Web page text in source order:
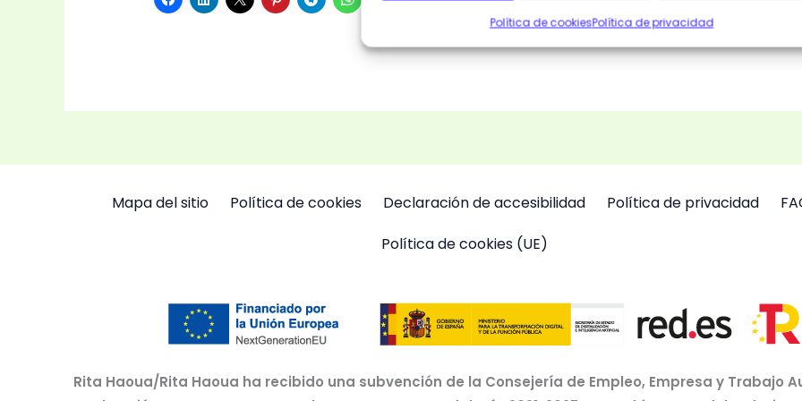
Política de cookiesPolítica de privacidad
Mapa del sitio Política de cookies Declaración de accesibilidad Política de privacidad
Política de cookies (UE)
Rita Haoua/Rita Haoua ha recibido una subvención de la Consejería de Empleo, Empresa y